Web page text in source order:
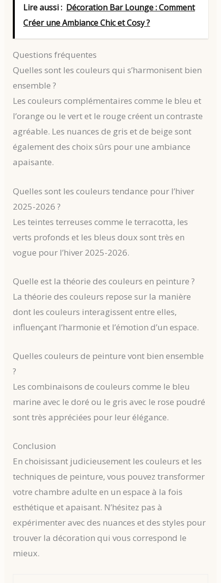
Lire aussi : Décoration Bar Lounge : Comment
Créer une Ambiance Chic et Cosy ?
Questions fréquentes
Quelles sont les couleurs qui s’harmonisent bien
ensemble ?
Les couleurs complémentaires comme le bleu et
l’orange ou le vert et le rouge créent un contraste
agréable. Les nuances de gris et de beige sont
également des choix sûrs pour une ambiance
apaisante.
Quelles sont les couleurs tendance pour l’hiver
2025-2026 ?
Les teintes terreuses comme le terracotta, les
verts profonds et les bleus doux sont très en
vogue pour l’hiver 2025-2026.
Quelle est la théorie des couleurs en peinture ?
La théorie des couleurs repose sur la manière
dont les couleurs interagissent entre elles,
influençant l’harmonie et l’émotion d’un espace.
Quelles couleurs de peinture vont bien ensemble
?
Les combinaisons de couleurs comme le bleu
marine avec le doré ou le gris avec le rose poudré
sont très appréciées pour leur élégance.
Conclusion
En choisissant judicieusement les couleurs et les
techniques de peinture, vous pouvez transformer
votre chambre adulte en un espace à la fois
esthétique et apaisant. N’hésitez pas à
expérimenter avec des nuances et des styles pour
trouver la décoration qui vous correspond le
mieux.